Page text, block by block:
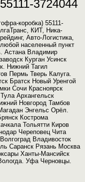
3724044
коробка) 55111-
КИТ, Ника-
Авто-Логистика,
населенный пункт
Астана Владимир
Курган Усинск
Нижний Тагил
Пермь Тверь Калуга.
Братск Новый Уренгой
Сочи Красноярск
Архангельск
Новгород Тамбов
Энгельс Орёл.
Кострома
Тольятти Киров
Череповец Чита
Владивосток
Саранск Рязань Москва
Ханты-Мансийск
Уфа Черновцы.